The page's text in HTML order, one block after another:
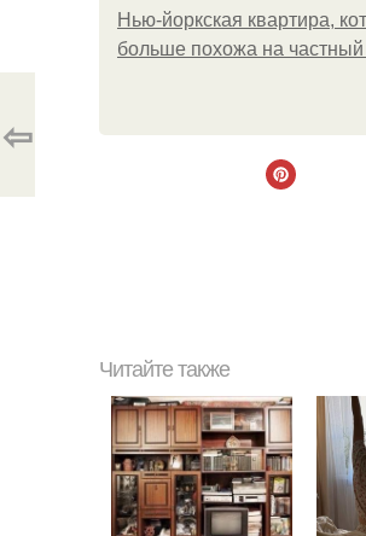
Нью-йоркская квартира,
больше похожа на частный
⇦
Читайте также